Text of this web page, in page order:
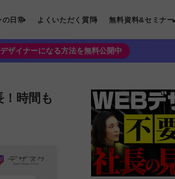
の日常 よくいただく質問 無料資料&セミナー
ザイナーになる方法を無料公開中
時間も